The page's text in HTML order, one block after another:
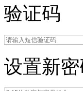
验证码
设置新密